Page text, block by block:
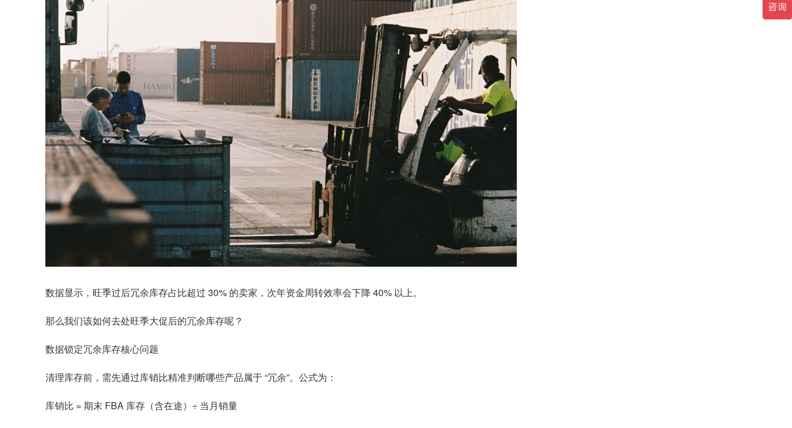
数据显示，旺季过后冗余库存占比超过 30% 的卖家，次年资金周转效率会下降 40% 以上。
那么我们该如何去处旺季大促后的冗余库存呢？
数据锁定冗余库存核心问题
清理库存前，需先通过库销比精准判断哪些产品属于 “冗余”。公式为：
库销比 = 期末 FBA 库存（含在途）÷ 当月销量